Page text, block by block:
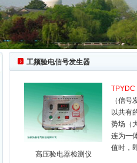
工频验电信号发生器
高压验电器检测仪
TPYDC
（信
以共有
势场（
连为一
值时，